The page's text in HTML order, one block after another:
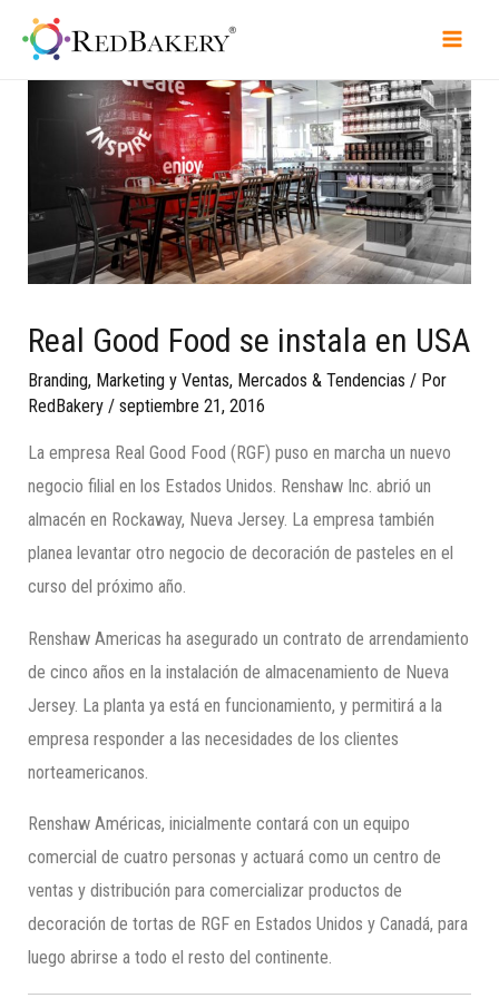
Real Good Food se instala en USA
Branding, Marketing y Ventas, Mercados & Tendencias / Por
RedBakery /septiembre 21, 2016
La empresa Real Good Food (RGF) puso en marcha un nuevo
negocio filial en los Estados Unidos. Renshaw Inc. abrió un
almacén en Rockaway, Nueva Jersey. La empresa también
planea levantar otro negocio de decoración de pasteles en el
curso del próximo año.
Renshaw Americas ha asegurado un contrato de arrendamiento
de cinco años en la instalación de almacenamiento de Nueva
Jersey. La planta ya está en funcionamiento, y permitirá a la
empresa responder a las necesidades de los clientes
norteamericanos.
Renshaw Américas, inicialmente contará con un equipo
comercial de cuatro personas y actuará como un centro de
ventas y distribución para comercializar productos de
decoración de tortas de RGF en Estados Unidos y Canadá, para
luego abrirse a todo el resto del continente.